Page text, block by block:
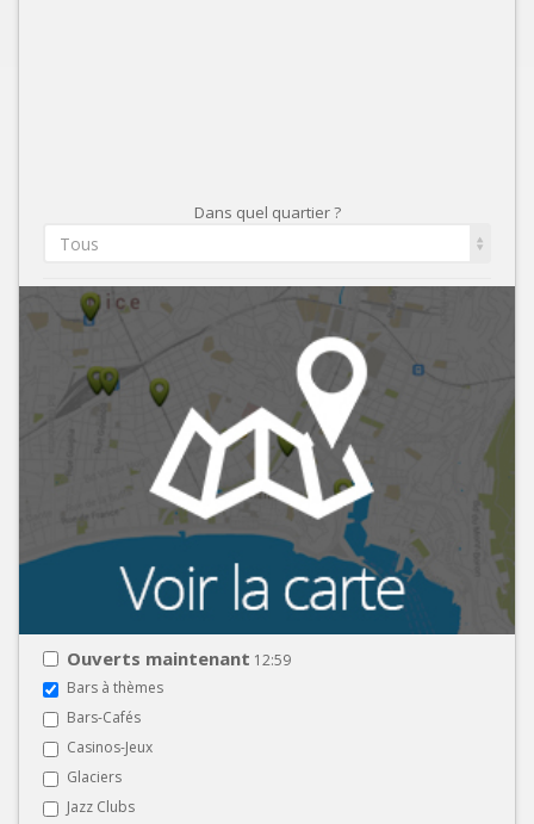
Dans quel quartier ?
Tous
Ouverts maintenant 12:59
Bars à thèmes
Bars-Cafés
Casinos-Jeux
Glaciers
Jazz Clubs